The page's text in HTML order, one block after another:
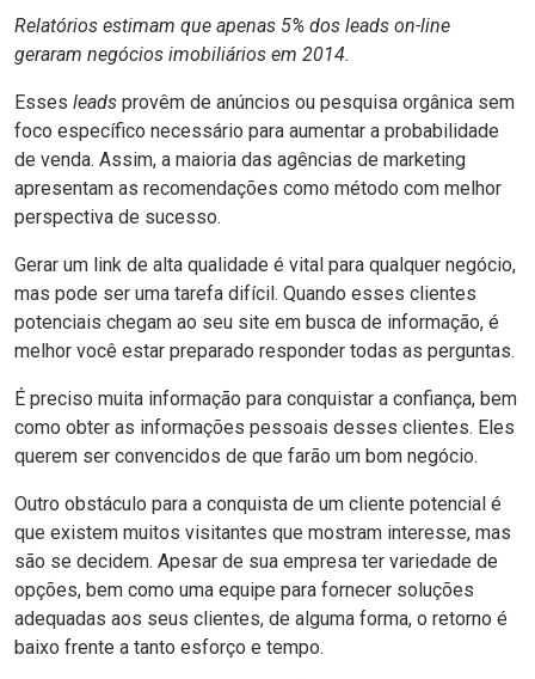
Relatórios estimam que apenas 5% dos leads on-line
geraram negócios imobiliários em 2014.
Esses leads provêm de anúncios ou pesquisa orgânica sem
foco específico necessário para aumentar a probabilidade
de venda. Assim, a maioria das agências de marketing
apresentam as recomendações como método com melhor
perspectiva de sucesso.
Gerar um link de alta qualidade é vital para qualquer negócio,
mas pode ser uma tarefa difícil. Quando esses clientes
potenciais chegam ao seu site em busca de informação, é
melhor você estar preparado responder todas as perguntas.
É preciso muita informação para conquistar a confiança, bem
como obter as informações pessoais desses clientes. Eles
querem ser convencidos de que farão um bom negócio.
Outro obstáculo para a conquista de um cliente potencial é
que existem muitos visitantes que mostram interesse, mas
são se decidem. Apesar de sua empresa ter variedade de
opções, bem como uma equipe para fornecer soluções
adequadas aos seus clientes, de alguma forma, o retorno é
baixo frente a tanto esforço e tempo.